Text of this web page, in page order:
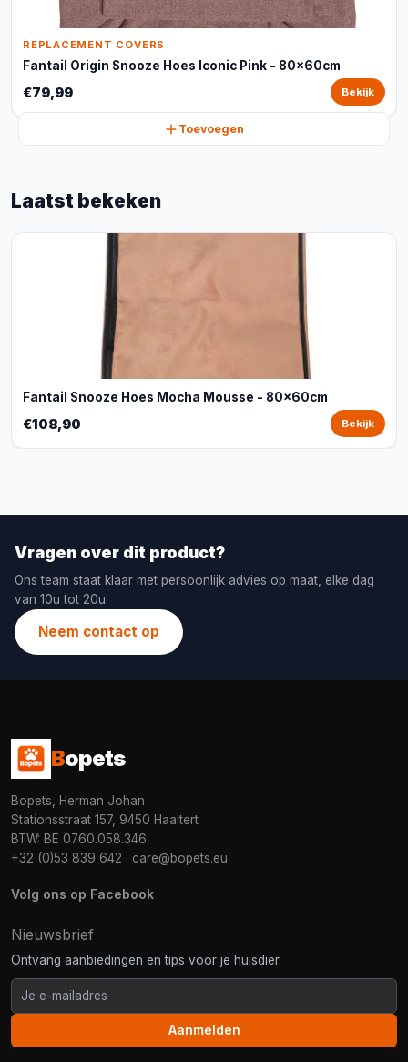
REPLACEMENT COVERS
Fantail Origin Snooze Hoes Iconic Pink - 80x60cm
€79,99 Bekijk
Toevoegen
Laatst bekeken
Fantail Snooze Hoes Mocha Mousse - 80x60cm
€108,90 Bekijk
Vragen over dit product?
Ons team staat klaar met persoonlijk advies op maat, elke dag
van 10u tot 20u.
Neem contact op
Bopets
Bopets, Herman Johan
Stationsstraat 157, 9450 Haaltert
BTW: BE 0760.058.346
+32 (0)53 839 642 · care@bopets.eu
Volg ons op Facebook
Nieuwsbrief
Ontvang aanbiedingen en tips voor je huisdier.
Aanmelden